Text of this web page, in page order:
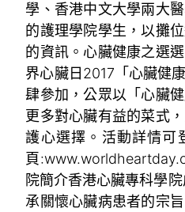
學、香港中文大學兩大
的護理學院學生，以攤
的資訊。心臟健康之選
界心臟日2017「心臟健
肆參加，公眾以「心臟
更多對心臟有益的菜式
護心選擇。活動詳情可
頁
院簡介香港心臟專科學
承關懷心臟病患者的宗